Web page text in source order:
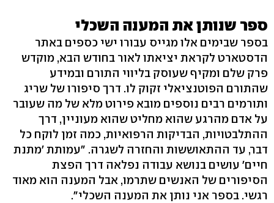
ספר שנותן את המענה השכלי
בספר שבימים אלו מגייס עבורו ישי כספים באתר
הדסטארט לקראת יציאתו לאור בחודש הבא, מוקדש
פרק שלם ומקיף שעוסק בליווי התורם ובמידע
שהתורם הפוטנציאלי זקוק לו. דרך סיפורו של שריג
ותורמים רבים נוספים מובא פירוט מלא של מה שעובר
על אדם מהרגע שהוא מחליט שהוא מעוניין, דרך
ההתלבטויות, הבדיקות הרפואיות, כמה זמן לוקח כל
דבר, עד ההתאוששות והחזרה לשגרה. "עמותת 'מתנת
חיים' עושים בנושא עבודה נפלאה דרך הפצת
הסיפורים של האנשים שתרמו, אבל המענה הוא מאוד
רגשי. בספר אני נותן את המענה השכלי".